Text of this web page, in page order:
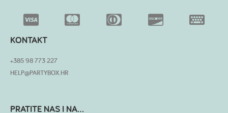
KONTAKT
+385 98 773 227
HELP@PARTYBOX.HR
PRATITE NAS I NA...